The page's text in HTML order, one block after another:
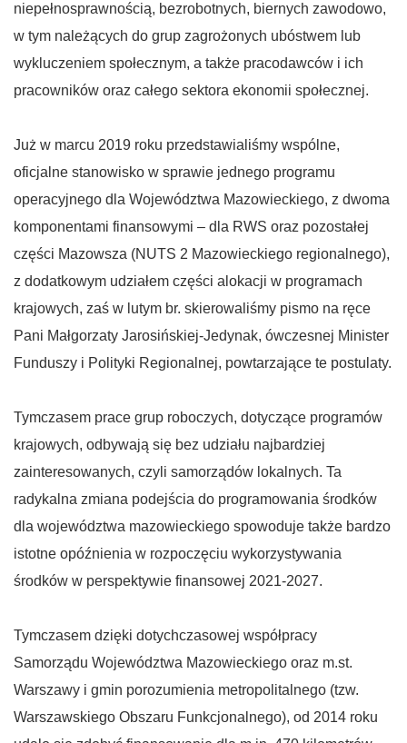
niepełnosprawnością, bezrobotnych, biernych zawodowo,
w tym należących do grup zagrożonych ubóstwem lub
wykluczeniem społecznym, a także pracodawców i ich
pracowników oraz całego sektora ekonomii społecznej.
Już w marcu 2019 roku przedstawialiśmy wspólne,
oficjalne stanowisko w sprawie jednego programu
operacyjnego dla Województwa Mazowieckiego, z dwoma
komponentami finansowymi – dla RWS oraz pozostałej
części Mazowsza (NUTS 2 Mazowieckiego regionalnego),
z dodatkowym udziałem części alokacji w programach
krajowych, zaś w lutym br. skierowaliśmy pismo na ręce
Pani Małgorzaty Jarosińskiej-Jedynak, ówczesnej Minister
Funduszy i Polityki Regionalnej, powtarzające te postulaty.
Tymczasem prace grup roboczych, dotyczące programów
krajowych, odbywają się bez udziału najbardziej
zainteresowanych, czyli samorządów lokalnych. Ta
radykalna zmiana podejścia do programowania środków
dla województwa mazowieckiego spowoduje także bardzo
istotne opóźnienia w rozpoczęciu wykorzystywania
środków w perspektywie finansowej 2021-2027.
Tymczasem dzięki dotychczasowej współpracy
Samorządu Województwa Mazowieckiego oraz m.st.
Warszawy i gmin porozumienia metropolitalnego (tzw.
Warszawskiego Obszaru Funkcjonalnego), od 2014 roku